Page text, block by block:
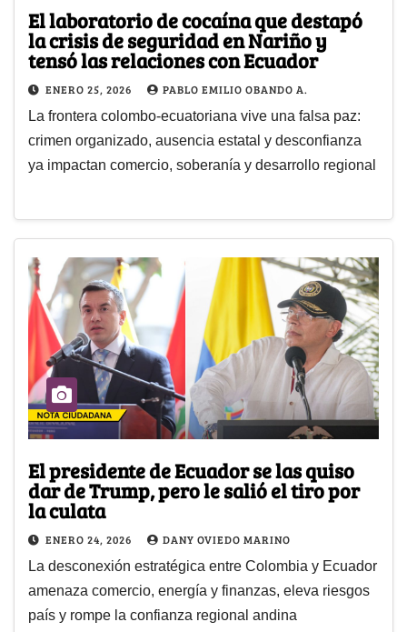
El laboratorio de cocaína que destapó
la crisis de seguridad en Nariño y
tensó las relaciones con Ecuador
ENERO 25, 2026 PABLO EMILIO OBANDO A.
La frontera colombo-ecuatoriana vive una falsa paz:
crimen organizado, ausencia estatal y desconfianza
ya impactan comercio, soberanía y desarrollo regional
El presidente de Ecuador se las quiso
dar de Trump, pero le salió el tiro por
la culata
ENERO 24, 2026 DANY OVIEDO MARINO
La desconexión estratégica entre Colombia y Ecuador
amenaza comercio, energía y finanzas, eleva riesgos
país y rompe la confianza regional andina